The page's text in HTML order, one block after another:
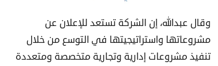
وقال عبدالله، إن الشركة تستعد للإعلان عن
مشروعاتها واستراتيجيتها في التوسع من خلال
تنفيذ مشروعات إدارية وتجارية متخصصة ومتعددة